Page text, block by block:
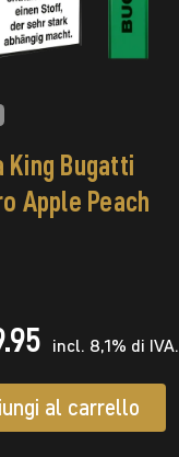
King Bugatti
Apple Peach
incl. 8,1% di IVA.
al carrello